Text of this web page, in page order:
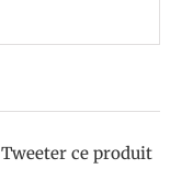
Tweeter ce produit